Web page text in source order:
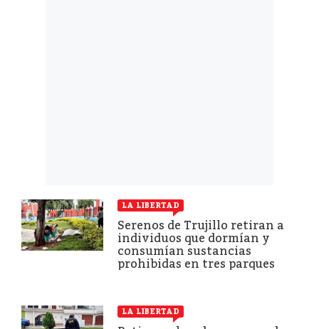
LA LIBERTAD
Serenos de Trujillo retiran a
individuos que dormían y
consumían sustancias
prohibidas en tres parques
LA LIBERTAD